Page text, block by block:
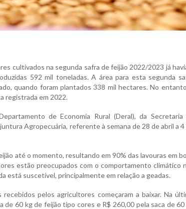
cultivados na segunda safra de feijão 2022/2023 já
592 mil toneladas. A área para esta segunda
quando foram plantados 338 mil hectares. No
registrada em 2022.
de Economia Rural (Deral), da Secretaria
Agropecuária, referente à semana de 28 de abril a 4
até o momento, resultando em 90% das lavouras em
estão preocupados com o comportamento climático
está suscetível, principalmente em relação a geadas.
pelos agricultores começaram a baixar. Na
de 60 kg de feijão tipo cores e R$ 260,00 pela saca de